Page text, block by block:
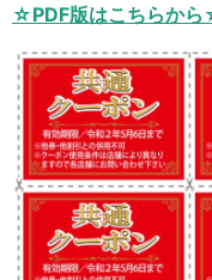
☆PDF版はこちらか